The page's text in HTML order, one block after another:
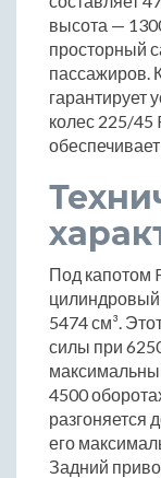
высота —
просторный
пассажиров.
гарантирует
колес 225/45
Под капотом
5474 см³.
силы при
4500
разгоняется
его
Задний